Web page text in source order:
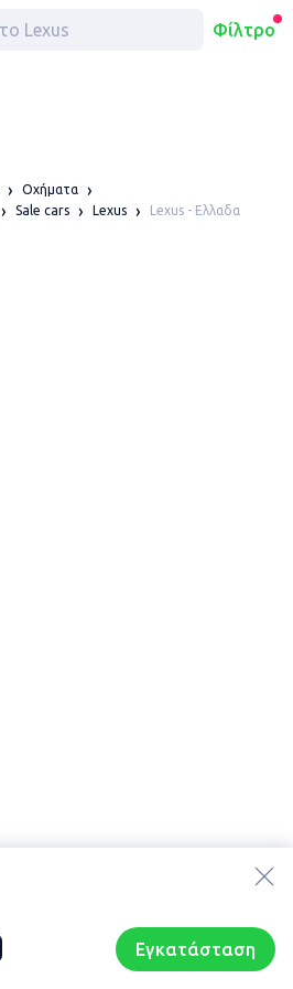
Φίλτρο
Εγκατάσταση
Οχήματα
Sale cars Lexus Lexus - Ελλαδα
Sitemap
Συζητήσεις Προφίλ